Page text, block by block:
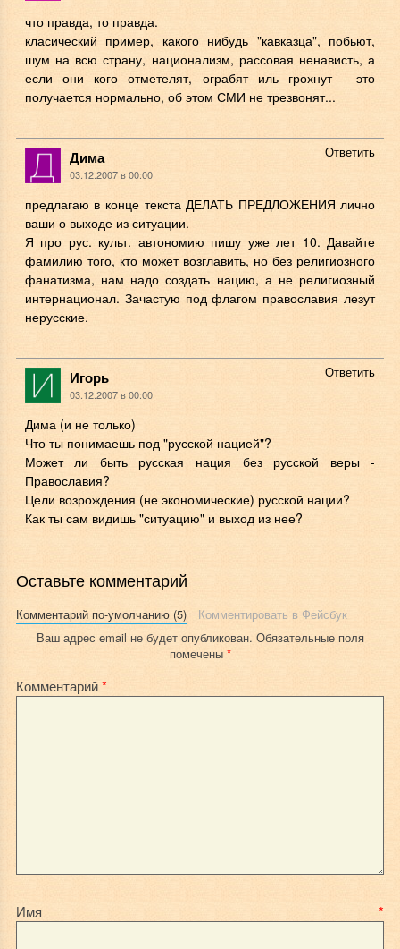
что правда, то правда.
класический пример, какого нибудь "кавказца", побьют,
шум на всю страну, национализм, рассовая ненависть, а
если они кого отметелят, ограбят иль грохнут - это
получается нормально, об этом СМИ не трезвонят...
Дима
03.12.2007 в 00:00
предлагаю в конце текста ДЕЛАТЬ ПРЕДЛОЖЕНИЯ лично
ваши о выходе из ситуации.
Я про рус. культ. автономию пишу уже лет 10. Давайте
фамилию того, кто может возглавить, но без религиозного
фанатизма, нам надо создать нацию, а не религиозный
интернационал. Зачастую под флагом православия лезут
нерусские.
Ответить
Игорь
03.12.2007 в 00:00
Дима (и не только)
Что ты понимаешь под "русской нацией"?
Может ли быть русская нация без русской веры -
Православия?
Цели возрождения (не экономические) русской нации?
Как ты сам видишь "ситуацию" и выход из нее?
Ответить
Оставьте комментарий
Комментарий по-умолчанию (5)
Комментировать в Фейсбук
Ваш адрес email не будет опубликован. Обязательные поля
помечены *
Комментарий*
Имя*